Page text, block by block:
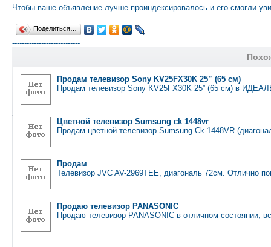
Чтобы ваше объявление лучше проиндексировалось и его смогли
Поделиться…
----------------------------
Продам телевизор Sony KV25FX30K 25” (65 см)
Продам телевизор Sony KV25FX30K 25” (65 см) в
Цветной телевизор Sumsung ck 1448vr
Продам цветной телевизор Sumsung Ck-1448VR
Продам
Телевизор JVC AV-2969TEE, диагональ 72см. Отлично
Продаю телевизор PANASONIC
Продаю телевизор PANASONIC в отличном состоянии,